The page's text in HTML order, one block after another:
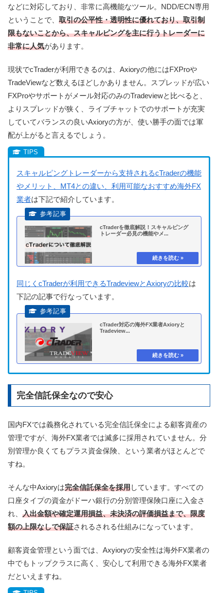
などに対応しており、非常に高機能なツール。NDD/ECN専用
ということで、 取引の公平性・透明性に優れており、取引制
限もないことから、スキャルピングを主に行うトレーダーに
非常に人気があります。
現状でcTraderが利用できるのは、Axioryの他にはFXProや
TradeViewなど数えるほどしかありません。
スプレッドが広い
FXProやサポートがメール対応のみのTradeviewと比べると、
よりスプレッドが狭く、ライブチャットでのサポートが充実
していてバランスの良いAxioryの方が、使い勝手の面では軍
配が上がると言えるでしょう。
スキャルピングトレーダーから支持されるcTraderの機能
やメリット、MT4との違い、利用可能なおすすめ海外FX
業者は下記で紹介しています。
cTraderを徹底解説！スキャルピング
トレーダー必見の機能やメ...
同じくcTraderが利用できるTradeviewとAxioryの比較は
下記の記事で行なっています。
cTrader対応の海外FX業者Axioryと
Tradeview...
完全信託保全なので安心
国内FXでは義務化されている完全信託保全による顧客資産の
管理ですが、海外FX業者では滅多に採用されていません。分
別管理か良くてもプラス資金保険、という業者がほとんどで
すね。
そんな中Axioryは完全信託保全を採用しています。すべての
口座タイプの資金がドーハ銀行の分別管理保険口座に入金さ
れ、 入出金額や確定運用損益、未決済の評価損益まで、限度
額の上限なしで保証されるされる仕組みになっています。
顧客資金管理という面では、Axyioryの安全性は海外FX業者の
中でもトップクラスに高く、安心して利用できる海外FX業者
だといえますね。